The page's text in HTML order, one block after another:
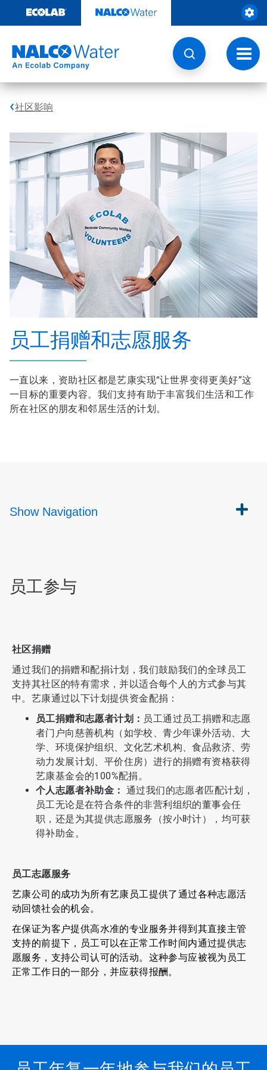
至
切
换
导
航
社区影响
员工捐赠和志愿服务
一直以来，资助社区都是艺康实现“让世界变得更美好”这
一目标的重要内容。我们支持有助于丰富我们生活和工作
所在社区的朋友和邻居生活的计划。
Show Navigation
员工参与
社区捐赠
通过我们的捐赠和配捐计划，我们鼓励我们的全球员工
支持其社区的特有需求，并以适合每个人的方式参与其
中。艺康通过以下计划提供资金配捐：
员工捐赠和志愿者计划： 员工通过员工捐赠和志愿
者门户向慈善机构（如学校、青少年课外活动、大
学、环境保护组织、文化艺术机构、食品救济、劳
动力发展计划、平价住房）进行的捐赠有资格获得
艺康基金会的100%配捐。
个人志愿者补助金： 通过我们的志愿者匹配计划，
员工无论是在符合条件的非营利组织的董事会任
职，还是为其提供志愿服务（按小时计），均可获
得补助金。
员工志愿服务
艺康公司的成功为所有艺康员工提供了通过各种志愿活
动回馈社会的机会。
在保证为客户提供高水准的专业服务并得到其直接主管
支持的前提下，员工可以在正常工作时间内通过提供志
愿服务，支持公司认可的活动。这种参与应被视为员工
正常工作日的一部分，并应获得报酬。